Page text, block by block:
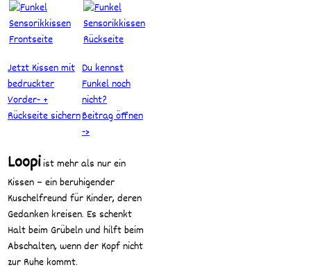
Jetzt Kissen mit
bedruckter
Vorder- +
Rückseite sichern
Du kennst
Funkel noch
nicht?
Beitrag öffnen
->
Loopiist mehr als nur ein
Kissen – ein beruhigender
Kuschelfreund für Kinder, deren
Gedanken kreisen. Es schenkt
Halt beim Grübeln und hilft beim
Abschalten, wenn der Kopf nicht
zur Ruhe kommt.